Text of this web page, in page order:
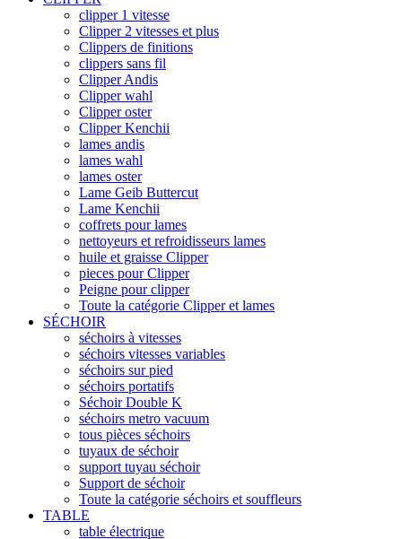
clipper 1 vitesse
Clipper 2 vitesses et plus
Clippers de finitions
clippers sans fil
Clipper Andis
Clipper wahl
Clipper oster
Clipper Kenchii
lames andis
lames wahl
lames oster
Lame Geib Buttercut
Lame Kenchii
coffrets pour lames
nettoyeurs et refroidisseurs lames
huile et graisse Clipper
pieces pour Clipper
Peigne pour clipper
Toute la catégorie Clipper et lames
SÉCHOIR
séchoirs à vitesses
séchoirs vitesses variables
séchoirs sur pied
séchoirs portatifs
Séchoir Double K
séchoirs metro vacuum
tous pièces séchoirs
tuyaux de séchoir
support tuyau séchoir
Support de séchoir
Toute la catégorie séchoirs et souffleurs
TABLE
table électrique